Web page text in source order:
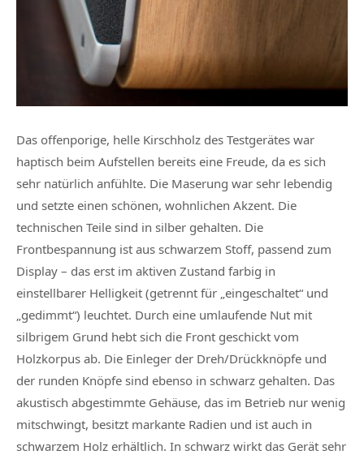
Das offenporige, helle Kirschholz des Testgerätes war
haptisch beim Aufstellen bereits eine Freude, da es sich
sehr natürlich anfühlte. Die Maserung war sehr lebendig
und setzte einen schönen, wohnlichen Akzent. Die
technischen Teile sind in silber gehalten. Die
Frontbespannung ist aus schwarzem Stoff, passend zum
Display – das erst im aktiven Zustand farbig in
einstellbarer Helligkeit (getrennt für „eingeschaltet“ und
„gedimmt“) leuchtet. Durch eine umlaufende Nut mit
silbrigem Grund hebt sich die Front geschickt vom
Holzkorpus ab. Die Einleger der Dreh/Drückknöpfe und
der runden Knöpfe sind ebenso in schwarz gehalten. Das
akustisch abgestimmte Gehäuse, das im Betrieb nur wenig
mitschwingt, besitzt markante Radien und ist auch in
schwarzem Holz erhältlich. In schwarz wirkt das Gerät sehr